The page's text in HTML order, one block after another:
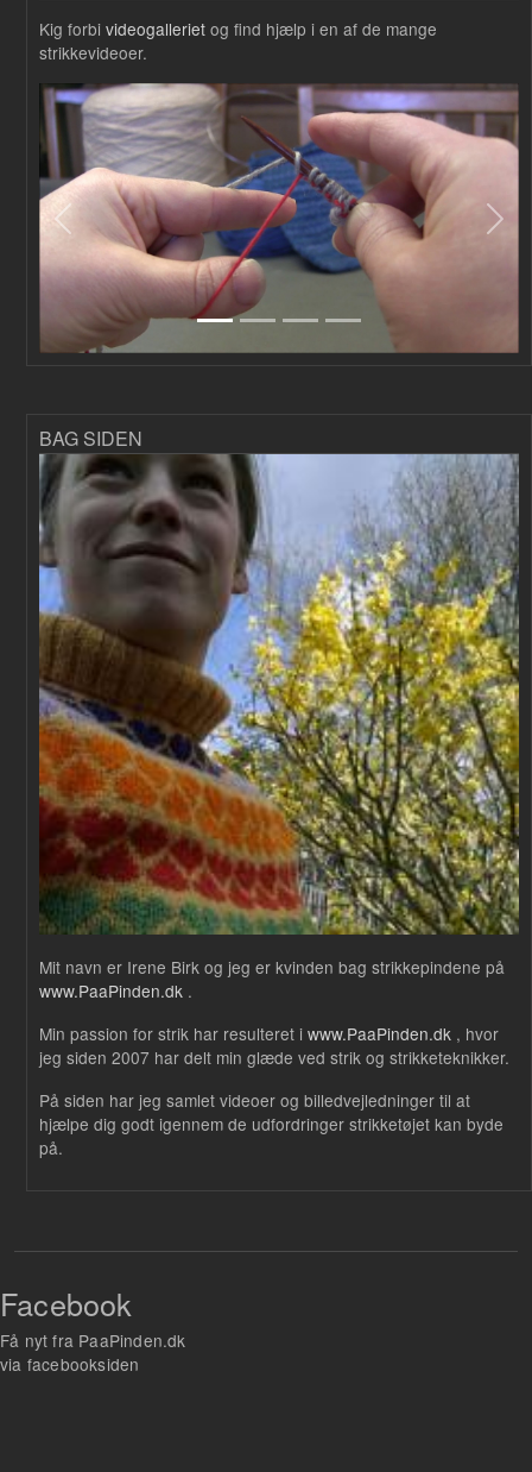
Kig forbi videogalleriet og find hjælp i en af de mange
strikkevideoer.
Forrige
BAG SIDEN
Mit navn er Irene Birk og jeg er kvinden bag strikkepindene på
www.PaaPinden.dk .
Min passion for strik har resulteret i www.PaaPinden.dk , hvor
jeg siden 2007 har delt min glæde ved strik og strikketeknikker.
På siden har jeg samlet videoer og billedvejledninger til at
hjælpe dig godt igennem de udfordringer strikketøjet kan byde
på.
Facebook
Få nyt fra PaaPinden.dk
via facebooksiden